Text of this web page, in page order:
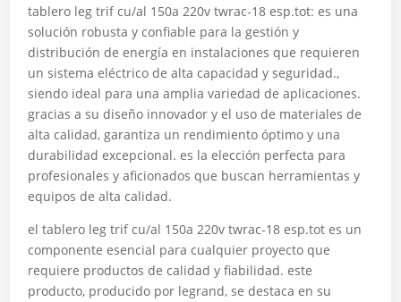
tablero leg trif cu/al 150a 220v twrac-18 esp.tot: es una
solución robusta y confiable para la gestión y
distribución de energía en instalaciones que requieren
un sistema eléctrico de alta capacidad y seguridad.,
siendo ideal para una amplia variedad de aplicaciones.
gracias a su diseño innovador y el uso de materiales de
alta calidad, garantiza un rendimiento óptimo y una
durabilidad excepcional. es la elección perfecta para
profesionales y aficionados que buscan herramientas y
equipos de alta calidad.
el tablero leg trif cu/al 150a 220v twrac-18 esp.tot es un
componente esencial para cualquier proyecto que
requiere productos de calidad y fiabilidad. este
producto, producido por legrand, se destaca en su